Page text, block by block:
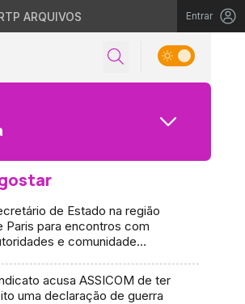
ARQUIVOS Entrar
de Estado na região
Paris para encontros com
e comunidade
acusa ASSICOM de ter
uma declaração de guerra